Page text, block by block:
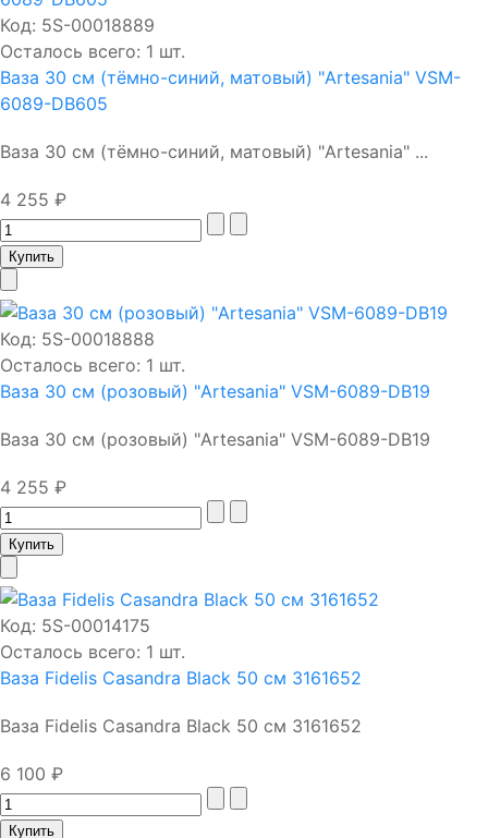
Код: 5S-00018889
Осталось всего: 1 шт.
Ваза 30 см (тёмно-синий, матовый) "Artesania" VSM-
6089-DB605
Ваза 30 см (тёмно-синий, матовый) "Artesania" ...
4 255 ₽
Код: 5S-00018888
Осталось всего: 1 шт.
Ваза 30 см (розовый) "Artesania" VSM-6089-DB19
Ваза 30 см (розовый) "Artesania" VSM-6089-DB19
4 255 ₽
Код: 5S-00014175
Осталось всего: 1 шт.
Ваза Fidelis Casandra Black 50 см 3161652
Ваза Fidelis Casandra Black 50 см 3161652
6 100 ₽